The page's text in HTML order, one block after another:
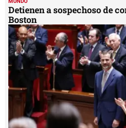
MUNDO
Detienen a sospechoso de
Boston